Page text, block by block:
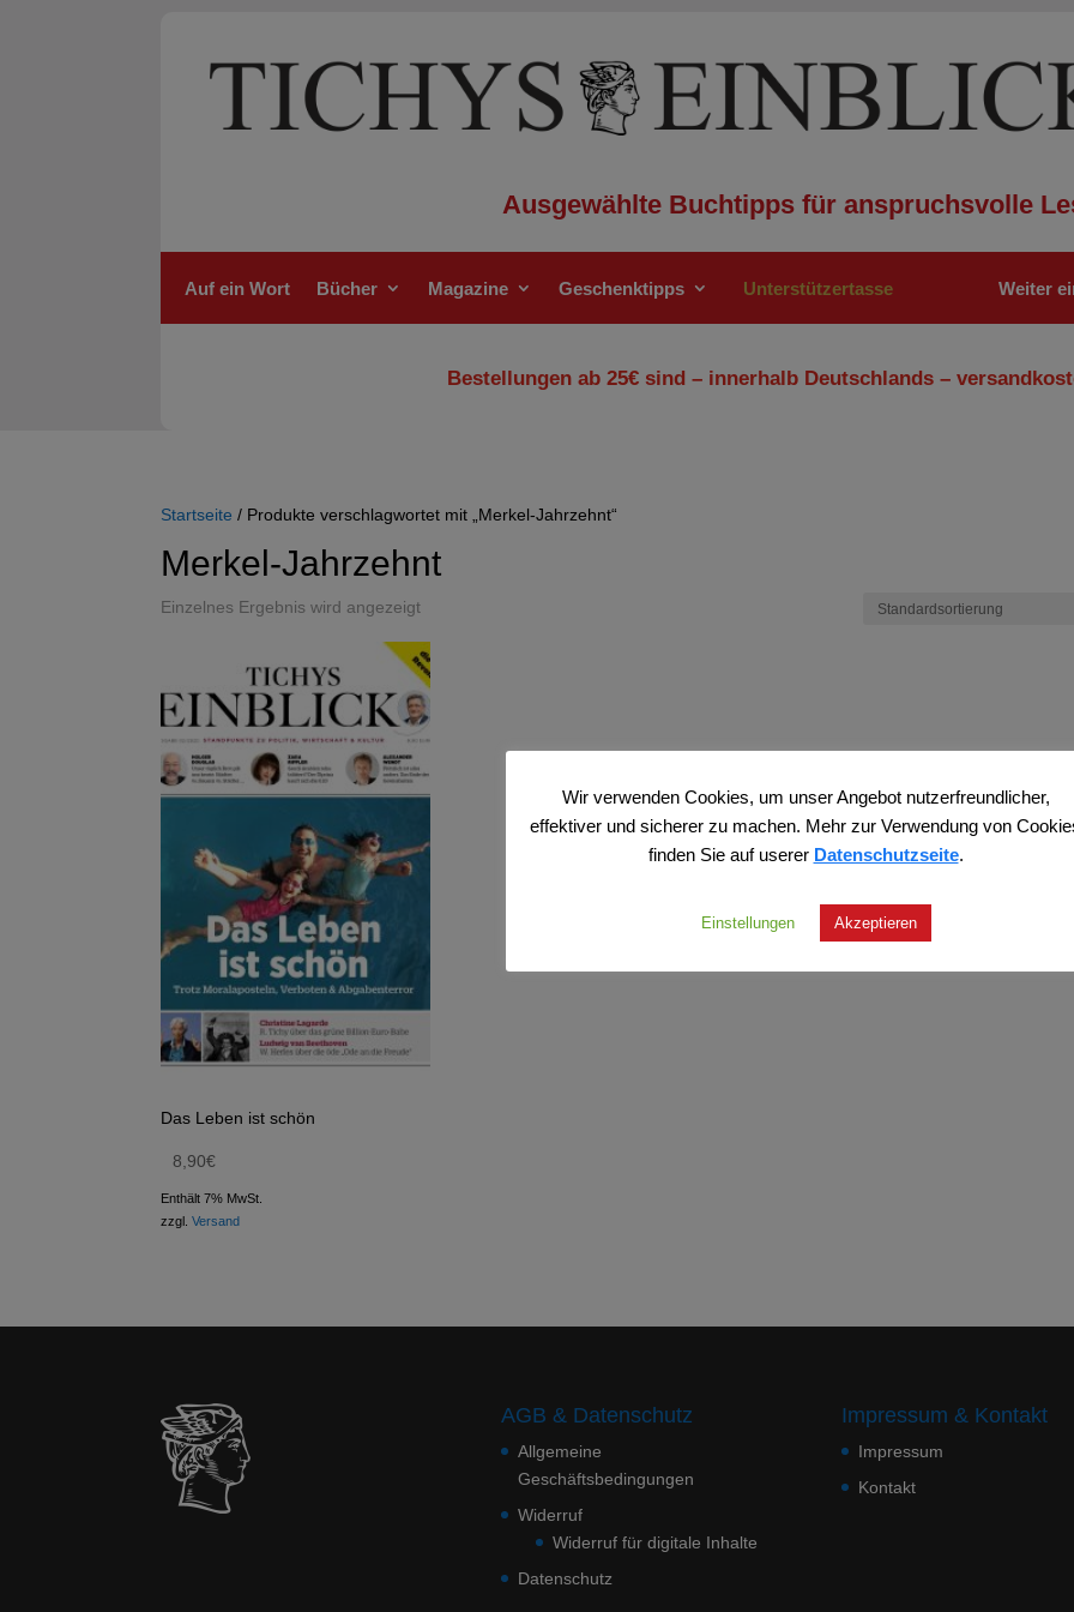
Ausgewählte Buchtipps für anspruchsvolle
Auf ein Wort Bücher Magazine Geschenktipps Unterstützertasse Weiter
Bestellungen ab 25€ sind – innerhalb Deutschlands –
Startseite / Produkte verschlagwortet mit „Merkel-Jahrzehnt“
Merkel-Jahrzehnt
Einzelnes Ergebnis wird angezeigt
Das Leben ist schön
8,90€
Enthält 7% MwSt.
zzgl.Versand
AGB & Datenschutz
Allgemeine
Geschäftsbedingungen
Widerruf
Widerruf für digitale Inhalte
Datenschutz
Impressum & Kontakt
Impressum
Kontakt
Wir verwenden Cookies, um unser Angebot nutzerfreundlicher,
effektiver und sicherer zu machen. Mehr zur Verwendung von
finden Sie auf userer Datenschutzseite.
Einstellungen Akzeptieren